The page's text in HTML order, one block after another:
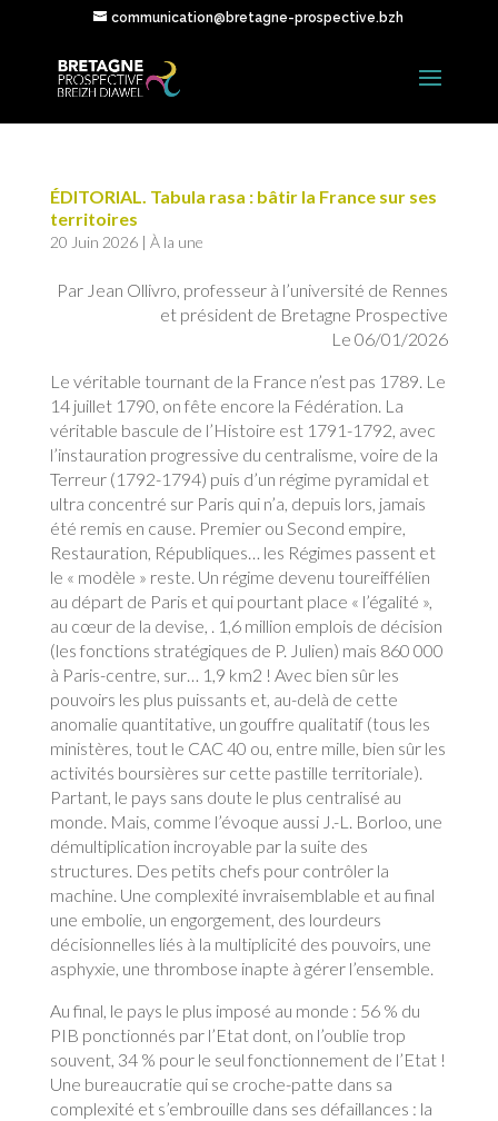
communication@bretagne-prospective.bzh
ÉDITORIAL. Tabula rasa : bâtir la France sur ses
territoires
20 Juin 2026| À la une
Par Jean Ollivro, professeur à l’université de Rennes
et président de Bretagne Prospective
Le 06/01/2026
Le véritable tournant de la France n’est pas 1789. Le
14 juillet 1790, on fête encore la Fédération. La
véritable bascule de l’Histoire est 1791-1792, avec
l’instauration progressive du centralisme, voire de la
Terreur (1792-1794) puis d’un régime pyramidal et
ultra concentré sur Paris qui n’a, depuis lors, jamais
été remis en cause. Premier ou Second empire,
Restauration, Républiques… les Régimes passent et
le « modèle » reste. Un régime devenu toureiffélien
au départ de Paris et qui pourtant place « l’égalité »,
au cœur de la devise, . 1,6 million emplois de décision
(les fonctions stratégiques de P. Julien) mais 860 000
à Paris-centre, sur… 1,9 km2 ! Avec bien sûr les
pouvoirs les plus puissants et, au-delà de cette
anomalie quantitative, un gouffre qualitatif (tous les
ministères, tout le CAC 40 ou, entre mille, bien sûr les
activités boursières sur cette pastille territoriale).
Partant, le pays sans doute le plus centralisé au
monde. Mais, comme l’évoque aussi J.-L. Borloo, une
démultiplication incroyable par la suite des
structures. Des petits chefs pour contrôler la
machine. Une complexité invraisemblable et au final
une embolie, un engorgement, des lourdeurs
décisionnelles liés à la multiplicité des pouvoirs, une
asphyxie, une thrombose inapte à gérer l’ensemble.
Au final, le pays le plus imposé au monde : 56 % du
PIB ponctionnés par l’Etat dont, on l’oublie trop
souvent, 34 % pour le seul fonctionnement de l’Etat !
Une bureaucratie qui se croche-patte dans sa
complexité et s’embrouille dans ses défaillances : la